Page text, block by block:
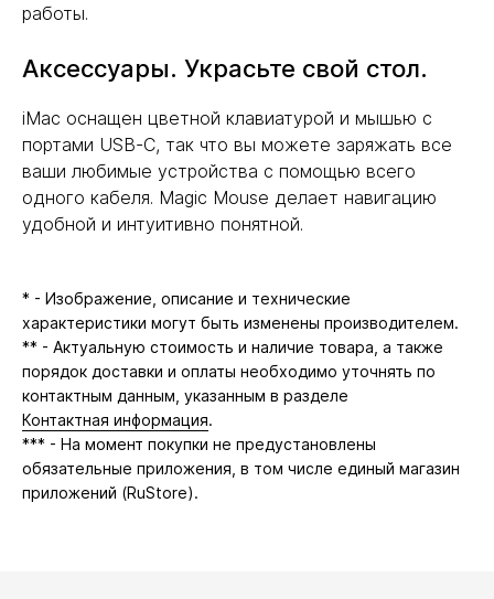
работы.
Аксессуары. Украсьте свой стол.
iMac оснащен цветной клавиатурой и мышью с
портами USB-C, так что вы можете заряжать все
ваши любимые устройства с помощью всего
одного кабеля. Magic Mouse делает навигацию
удобной и интуитивно понятной.
* - Изображение, описание и технические
характеристики могут быть изменены производителем.
** - Актуальную стоимость и наличие товара, а также
порядок доставки и оплаты необходимо уточнять по
контактным данным, указанным в разделе
Контактная информация.
*** - На момент покупки не предустановлены
обязательные приложения, в том числе единый магазин
приложений (RuStore).